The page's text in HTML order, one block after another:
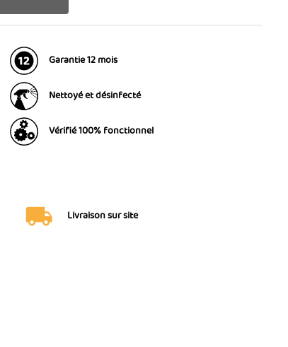
Garantie 12 mois
Nettoyé et désinfecté
Vérifié 100% fonctionnel
Livraison sur site